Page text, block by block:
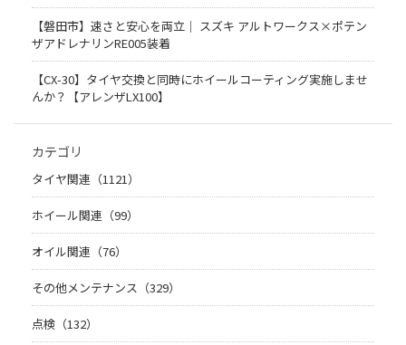
【磐田市】速さと安心を両立｜ スズキ アルトワークス×ポテン
ザアドレナリンRE005装着
【CX-30】タイヤ交換と同時にホイールコーティング実施しませ
んか？【アレンザLX100】
カテゴリ
タイヤ関連（1121）
ホイール関連（99）
オイル関連（76）
その他メンテナンス（329）
点検（132）